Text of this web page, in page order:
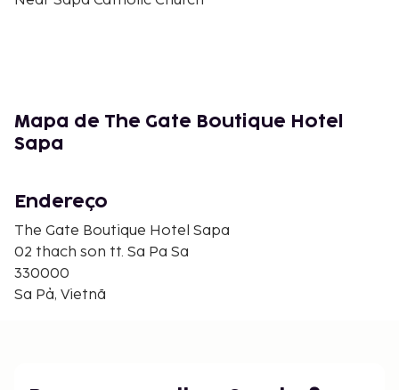
Mapa de The Gate Boutique Hotel
Sapa
Endereço
The Gate Boutique Hotel Sapa
02 thach son tt. Sa Pa Sa
330000
Sa Pả, Vietnã